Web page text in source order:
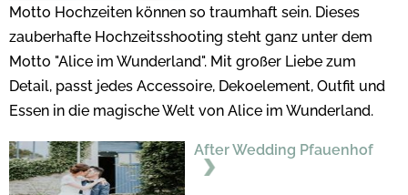
Motto Hochzeiten können so traumhaft sein. Dieses
zauberhafte Hochzeitsshooting steht ganz unter dem
Motto "Alice im Wunderland". Mit großer Liebe zum
Detail, passt jedes Accessoire, Dekoelement, Outfit und
Essen in die magische Welt von Alice im Wunderland.
After Wedding Pfauenhof